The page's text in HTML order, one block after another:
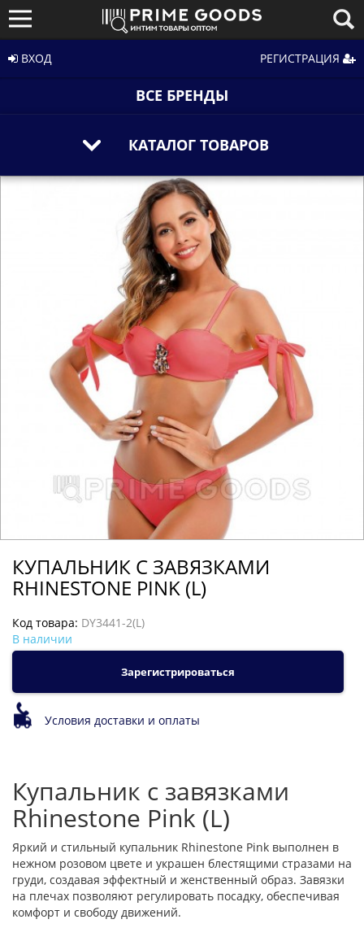
ВХОД РЕГИСТРАЦИЯ
ВСЕ БРЕНДЫ
КАТАЛОГ ТОВАРОВ
КУПАЛЬНИК С ЗАВЯЗКАМИ
RHINESTONE PINK (L)
Код товара: DY3441-2(L)
В наличии
Зарегистрироваться
Условия доставки и оплаты
Купальник с завязками
Rhinestone Pink (L)
Яркий и стильный купальник Rhinestone Pink выполнен в
нежном розовом цвете и украшен блестящими стразами на
груди, создавая эффектный и женственный образ. Завязки
на плечах позволяют регулировать посадку, обеспечивая
комфорт и свободу движений.